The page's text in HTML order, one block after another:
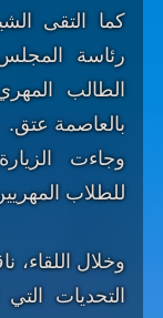
كما التقى
رئاسة المجلس
الطالب
بالعاصمة عتق.
وجاءت
للطلاب
وخلال اللقاء،
التحديات